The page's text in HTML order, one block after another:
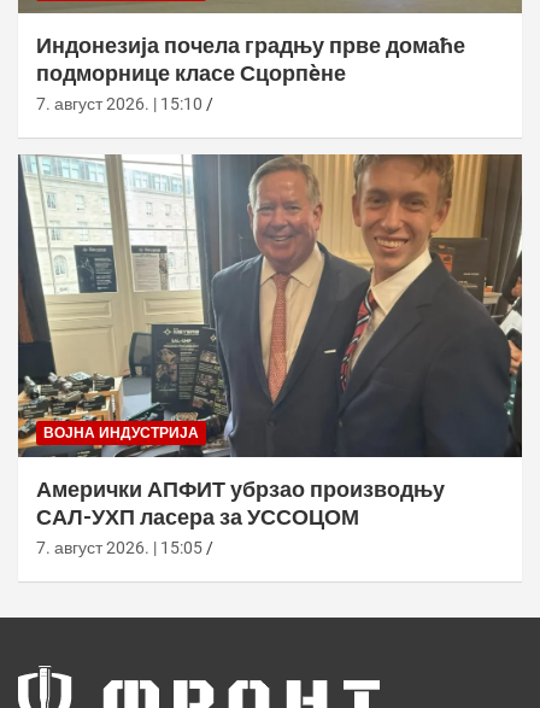
Индонезија почела градњу прве домаће
подморнице класе Сцорпèне
7. август 2026. | 15:10
ВОЈНА ИНДУСТРИЈА
Амерички АПФИТ убрзао производњу
САЛ-УХП ласера за УССОЦОМ
7. август 2026. | 15:05